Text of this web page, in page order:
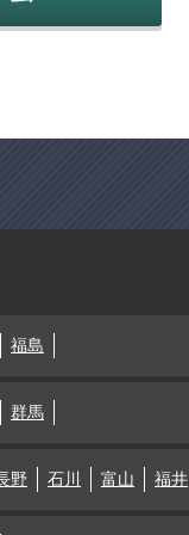
福島
群馬
野 石川 富山 福井